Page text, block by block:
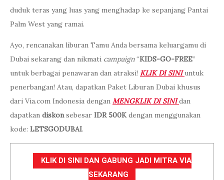
duduk teras yang luas yang menghadap ke sepanjang Pantai
Palm West yang ramai.
Ayo, rencanakan liburan Tamu Anda bersama keluargamu di
Dubai sekarang dan nikmati campaign“KIDS-GO-FREE”
untuk berbagai penawaran dan atraksi! KLIK DI SINI untuk
penerbangan! Atau, dapatkan Paket Liburan Dubai khusus
dari Via.com Indonesia dengan MENGKLIK DI SINI dan
dapatkan diskonsebesar IDR 500Kdengan menggunakan
kode: LETSGODUBAI.
KLIK DI SINI DAN GABUNG JADI MITRA VIA
SEKARANG